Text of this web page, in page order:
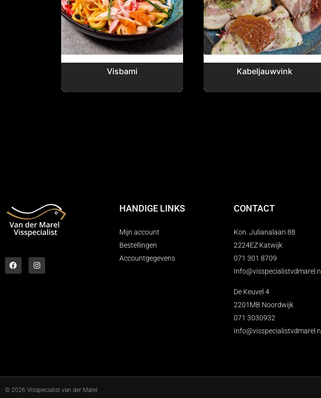
Visbami Kabeljauwvink
HANDIGE LINKS
Mijn account
Bestellingen
Accountgegevens
CONTACT
Kon. Julianalaan 88
2224EZ Katwijk
071 301 8709
Info@visspecialistvdmarel.nl
De Keuvel 4
2201MB Noordwijk
071 3030932
Info@visspecialistvdmarel.nl
© 2026 Visspecialist van der Marel